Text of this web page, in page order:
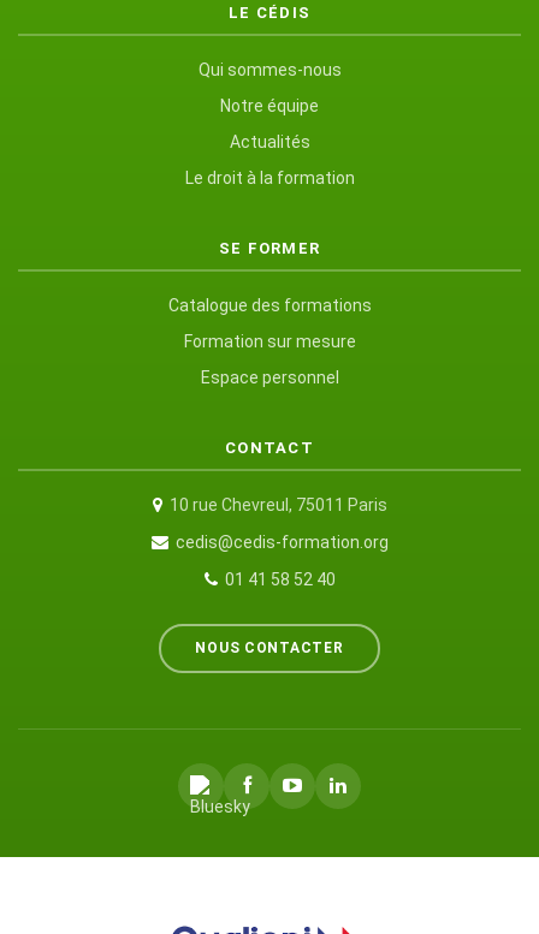
LE CÉDIS
Qui sommes-nous
Notre équipe
Actualités
Le droit à la formation
SE FORMER
Catalogue des formations
Formation sur mesure
Espace personnel
CONTACT
10 rue Chevreul, 75011 Paris
cedis@cedis-formation.org
01 41 58 52 40
NOUS CONTACTER